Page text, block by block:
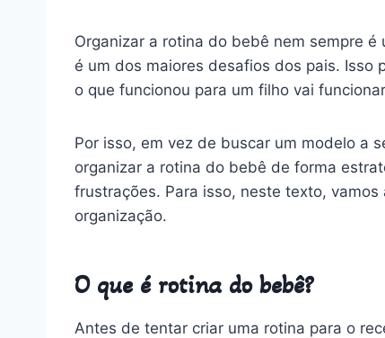
Organizar a rotina do bebê nem sempre
é um dos maiores desafios dos pais. Isso
o que funcionou para um filho vai
Por isso, em vez de buscar um modelo a
organizar a rotina do bebê de forma
frustrações. Para isso, neste texto,
organização.
O que é rotina do bebê?
Antes de tentar criar uma rotina para o